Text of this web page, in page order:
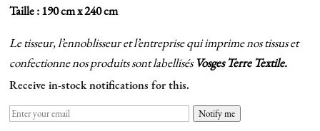
Taille : 190 cm x 240 cm
Le tisseur, l’ennoblisseur et l’entreprise qui imprime nos tissus et
confectionne nos produits sont labellisésVosges Terre Textile.
Receive in-stock notifications for this.
Notify me